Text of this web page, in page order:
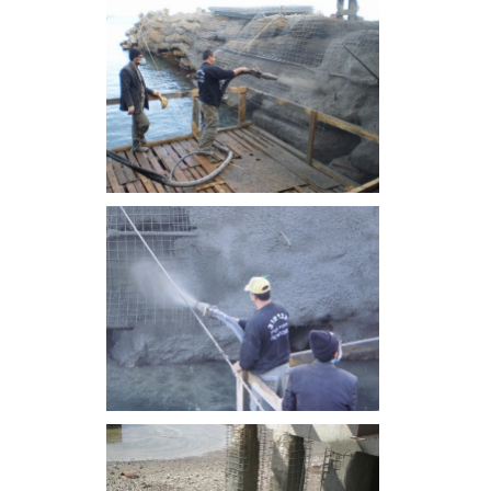
מעוניינים בציוד איכותי למפעלים?
עם מגוון חברות בינלאומיות בתחום חומרי
ציפויים ואיכות הסביבה